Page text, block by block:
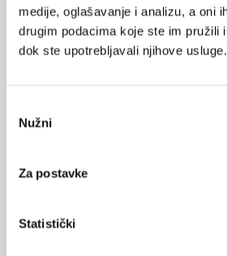
medije, oglašavanje i analizu, a oni
drugim podacima koje ste im pružili
dok ste upotrebljavali njihove usluge.
pristanka
Nužni
Za postavke
Statistički
21.05.2025.
Liječnici izveli prvu transplantaciju
Predviđanje ishoda transplantacije
napredne umjetne inteligencije